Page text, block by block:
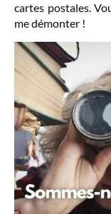
cartes postales.
me démonter !